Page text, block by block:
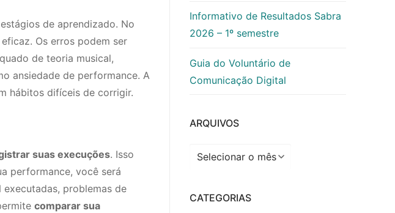
de aprendizado. No
Os erros podem ser
de teoria musical,
ansiedade de performance. A
hábitos difíceis de corrigir.
suas execuções. Isso
performance, você será
problemas de
comparar sua
Informativo de Resultados Sabra
2026 – 1º semestre
Guia do Voluntário de
Comunicação Digital
ARQUIVOS
Arquivos
CATEGORIAS